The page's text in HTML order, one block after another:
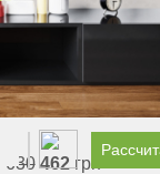
630 462грн